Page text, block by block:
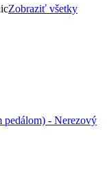
Zobraziť všetky